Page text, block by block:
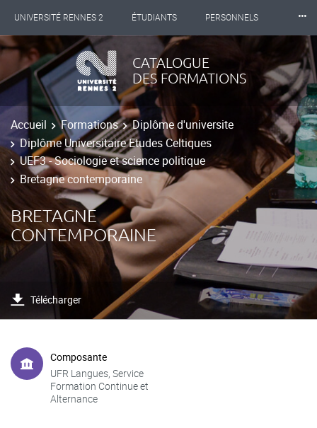
UNIVERSITÉ RENNES 2 ÉTUDIANTS PERSONNELS
INTERNATIONAL PROFESSIONNELS BIBLIOTHÈQUES
LES NOUVELLES DE RENNES 2
⸱⸱⸱
CATALOGUE
DES FORMATIONS
Accueil Formations
Diplôme d'universite
Diplôme Universitaire Etudes Celtiques
UEF3 - Sociologie et science politique
Bretagne contemporaine
BRETAGNE
CONTEMPORAINE
Télécharger
Composante
UFR Langues, Service
Formation Continue et
Alternance